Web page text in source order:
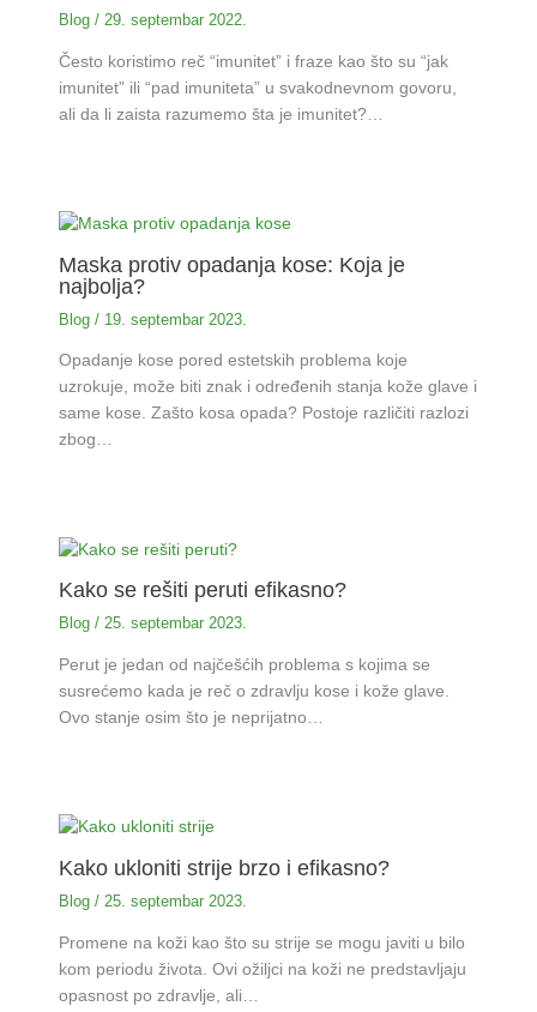
Blog / 29. septembar 2022.
Često koristimo reč “imunitet” i fraze kao što su “jak
imunitet” ili “pad imuniteta” u svakodnevnom govoru,
ali da li zaista razumemo šta je imunitet?…
Maska protiv opadanja kose: Koja je
najbolja?
Blog / 19. septembar 2023.
Opadanje kose pored estetskih problema koje
uzrokuje, može biti znak i određenih stanja kože glave i
same kose. Zašto kosa opada? Postoje različiti razlozi
zbog…
Kako se rešiti peruti efikasno?
Blog /25. septembar 2023.
Perut je jedan od najčešćih problema s kojima se
susrećemo kada je reč o zdravlju kose i kože glave.
Ovo stanje osim što je neprijatno…
Kako ukloniti strije brzo i efikasno?
Blog /25. septembar 2023.
Promene na koži kao što su strije se mogu javiti u bilo
kom periodu života. Ovi ožiljci na koži ne predstavljaju
opasnost po zdravlje, ali…